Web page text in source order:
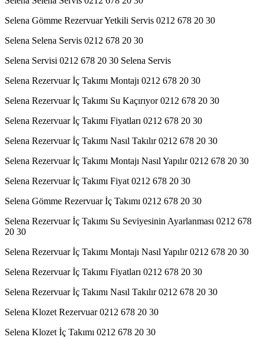
Selena Gömme Rezervuar Yetkili Servis 0212 678 20 30
Selena Selena Servis 0212 678 20 30
Selena Servisi 0212 678 20 30 Selena Servis
Selena Rezervuar İç Takımı Montajı 0212 678 20 30
Selena Rezervuar İç Takımı Su Kaçırıyor 0212 678 20 30
Selena Rezervuar İç Takımı Fiyatları 0212 678 20 30
Selena Rezervuar İç Takımı Nasıl Takılır 0212 678 20 30
Selena Rezervuar İç Takımı Montajı Nasıl Yapılır 0212 678 20 30
Selena Rezervuar İç Takımı Fiyat 0212 678 20 30
Selena Gömme Rezervuar İç Takımı 0212 678 20 30
Selena Rezervuar İç Takımı Su Seviyesinin Ayarlanması 0212 678
20 30
Selena Rezervuar İç Takımı Montajı Nasıl Yapılır 0212 678 20 30
Selena Rezervuar İç Takımı Fiyatları 0212 678 20 30
Selena Rezervuar İç Takımı Nasıl Takılır 0212 678 20 30
Selena Klozet Rezervuar 0212 678 20 30
Selena Klozet İç Takımı 0212 678 20 30